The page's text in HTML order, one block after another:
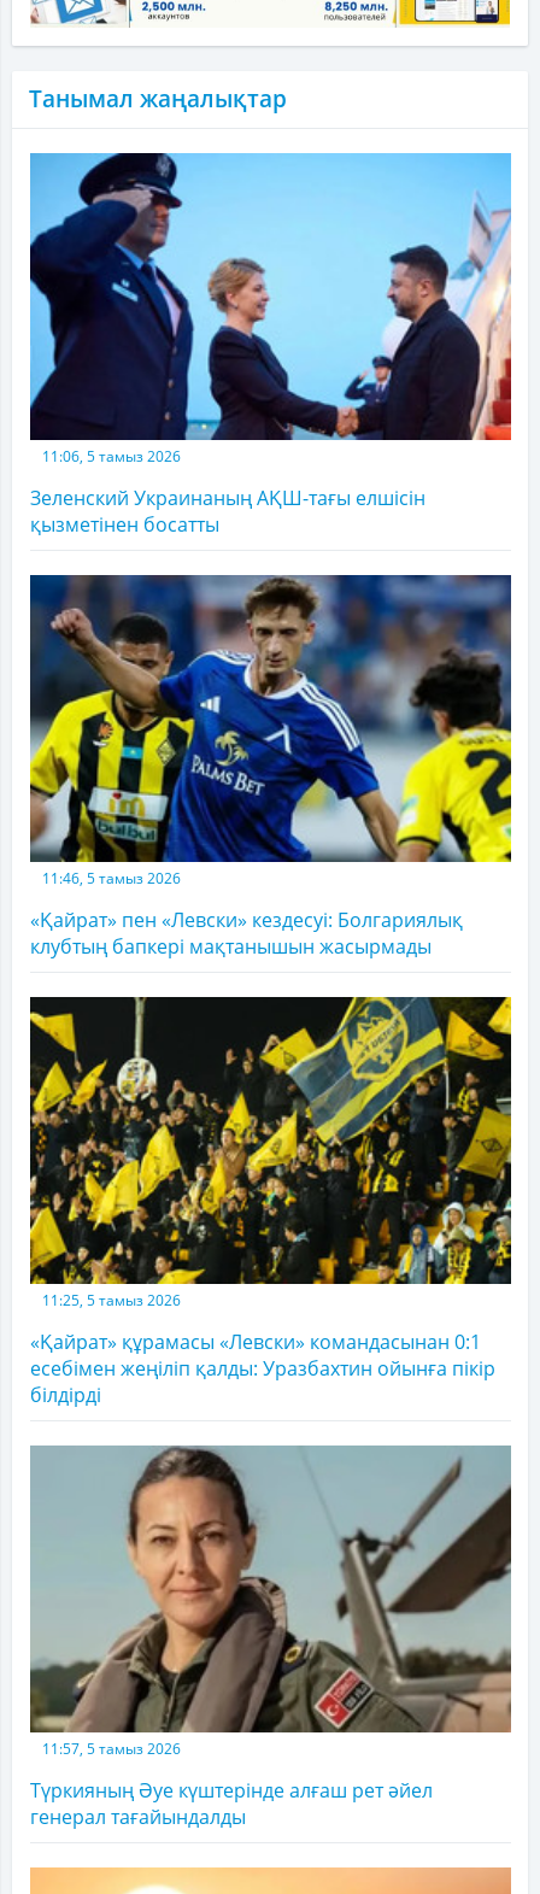
Танымал жаңалықтар
11:06, 5 тамыз 2026
Зеленский Украинаның АҚШ-тағы елшісін
қызметінен босатты
11:46, 5 тамыз 2026
«Қайрат» пен «Левски» кездесуі: Болгариялық
клубтың бапкері мақтанышын жасырмады
11:25, 5 тамыз 2026
«Қайрат» құрамасы «Левски» командасынан 0:1
есебімен жеңіліп қалды: Уразбахтин ойынға пікір
білдірді
11:57, 5 тамыз 2026
Түркияның Әуе күштерінде алғаш рет әйел
генерал тағайындалды